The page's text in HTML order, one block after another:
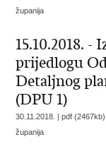
županija
15.10.2018. -
prijedlogu
Detaljnog
(DPU 1)
30.11.2018. | pdf
županija